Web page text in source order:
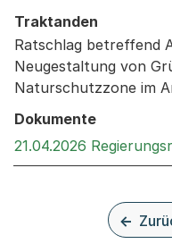
Traktanden
Ratschlag betreffend
Neugestaltung von
Naturschutzzone im
Dokumente
21.04.2026